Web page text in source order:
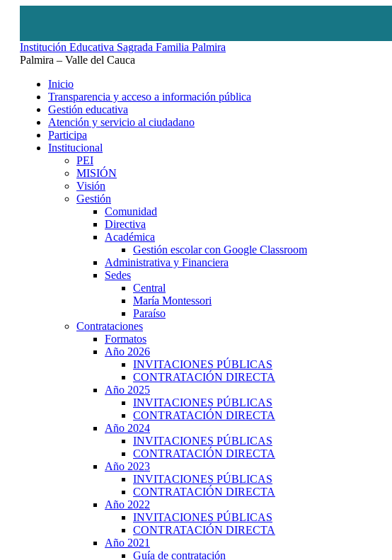
Institución Educativa Sagrada Familia Palmira
Palmira – Valle del Cauca
Inicio
Transparencia y acceso a información pública
Gestión educativa
Atención y servicio al ciudadano
Participa
Institucional
PEI
MISIÓN
Visión
Gestión
Comunidad
Directiva
Académica
Gestión escolar con Google Classroom
Administrativa y Financiera
Sedes
Central
María Montessori
Paraíso
Contrataciones
Formatos
Año 2026
INVITACIONES PÚBLICAS
CONTRATACIÓN DIRECTA
Año 2025
INVITACIONES PÚBLICAS
CONTRATACIÓN DIRECTA
Año 2024
INVITACIONES PÚBLICAS
CONTRATACIÓN DIRECTA
Año 2023
INVITACIONES PÚBLICAS
CONTRATACIÓN DIRECTA
Año 2022
INVITACIONES PÚBLICAS
CONTRATACIÓN DIRECTA
Año 2021
Guía de contratación